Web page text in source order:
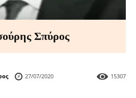
Σπύρος
27/07/2020 15307